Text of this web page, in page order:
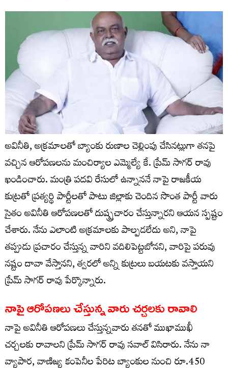
అవినీతి, అక్రమాలతో బ్యాంకు రుణాల చెల్లింపు చేసినట్లుగా తనపై
వచ్చిన ఆరోపణలను మంచిర్యాల ఎమ్మెల్యే కే. ప్రేమ్ సాగర్ రావు
ఖండించారు. మంత్రి పదవి రేసులో ఉన్నాననే నాపై రాజకీయ
కుట్రతో ప్రత్యర్థి పార్టీలతో పాటు జిల్లాకు చెందిన సొంత పార్టీ వారు
సైతం అవినీతి ఆరోపణలతో దుష్ప్రచారం చేస్తున్నారని ఆయన స్పష్టం
చేశారు. నేను ఎలాంటి అక్రమాలకు పాల్పడలేదు అని, నాపై
తప్పుడు ప్రచారం చేస్తున్న వారిని వదిలిపెట్టబోనని, వారిపై పరువు
నష్టం దావా వేస్తానని, త్వరలో అన్ని కుట్రలు బయటకు వస్తాయని
ప్రేమ్ సాగర్ రావు పేర్కొన్నారు.
నాపై ఆరోపణలు చేస్తున్న వారు చర్చలకు రావాలి
నాపై అవినీతి ఆరోపణలు చేస్తున్నవారు తనతో ముఖాముఖీ
చర్చలకు రావాలని ప్రేమ్ సాగర్ రావు సవాల్ విసిరారు. నేను నా
వ్యాపార, వాణిజ్య కంపెనీల పేరిట బ్యాంకుల నుంచి రూ.450